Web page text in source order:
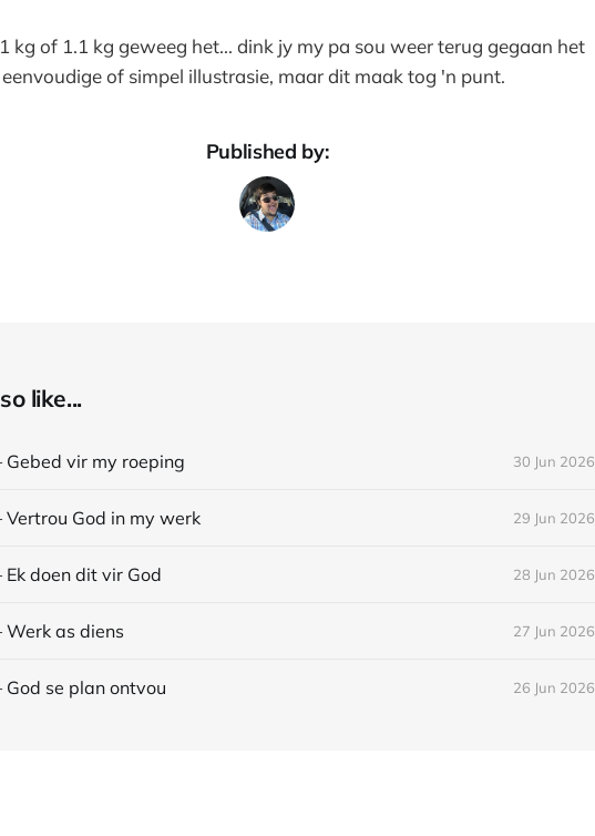
kg of 1.1 kg geweeg het... dink jy my pa sou weer terug gegaan het
of simpel illustrasie, maar dit maak tog 'n punt.
Published by:
like...
Gebed vir my roeping 30 Jun 2026
Vertrou God in my werk 29 Jun 2026
Ek doen dit vir God 28 Jun 2026
Werk as diens 27 Jun 2026
God se plan ontvou 26 Jun 2026